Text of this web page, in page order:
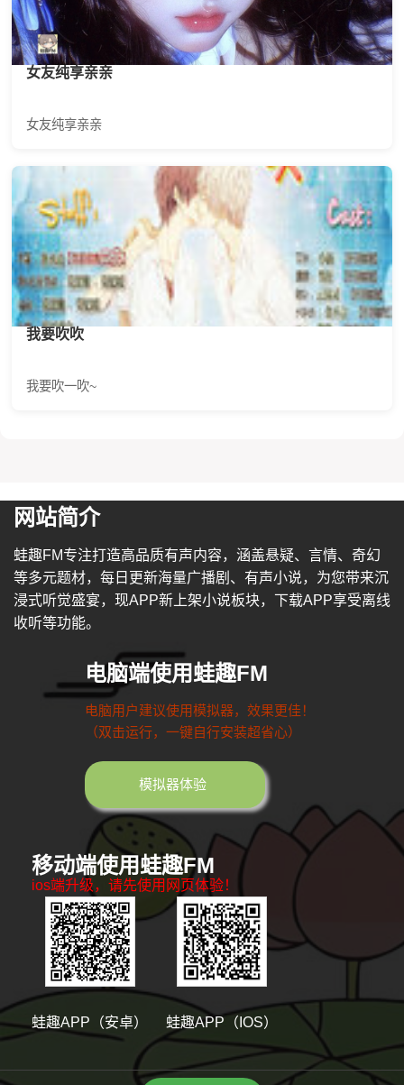
女友纯享亲亲
女友纯享亲亲
我要吹吹
我要吹一吹~
网站简介
蛙趣FM专注打造高品质有声内容，涵盖悬疑、言情、奇幻
等多元题材，每日更新海量广播剧、有声小说，为您带来沉
浸式听觉盛宴，现APP新上架小说板块，下载APP享受离线
收听等功能。
电脑端使用蛙趣FM
电脑用户建议使用模拟器，效果更佳！
（双击运行，一键自行安装超省心）
模拟器体验
移动端使用蛙趣FM
ios端升级，请先使用网页体验！
蛙趣APP（安卓） 蛙趣APP（IOS）